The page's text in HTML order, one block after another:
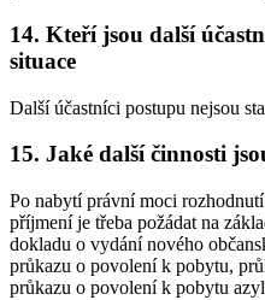
14. Kteří jsou další
situace
Další účastníci postupu nejsou
15. Jaké další činnosti
Po nabytí právní moci
příjmení je třeba požádat na
dokladu o vydání nového
průkazu o povolení k pobytu,
průkazu o povolení k pobytu